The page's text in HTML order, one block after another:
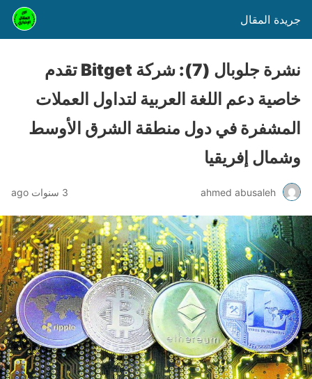
جريدة المقال
نشرة جلوبال (7): شركة Bitget تقدم
خاصية دعم اللغة العربية لتداول العملات
المشفرة في دول منطقة الشرق الأوسط
وشمال إفريقيا
ahmed abusaleh 3 سنوات ago